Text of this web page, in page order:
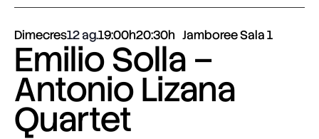
Dimecres12 ag.19:00h20:30h Jamboree Sala 1
Emilio Solla –
Antonio Lizana
Quartet